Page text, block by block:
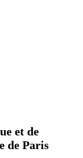
et de
de Paris